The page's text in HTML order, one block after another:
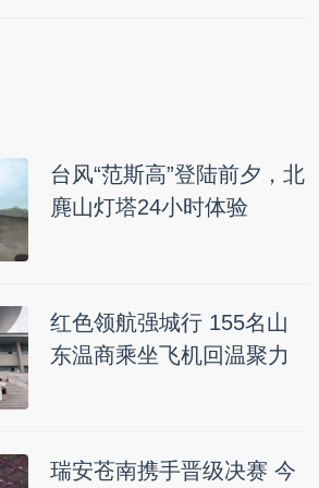
台风“范斯高”登陆前夕，北
麂山灯塔24小时体验
红色领航强城行 155名山
东温商乘坐飞机回温聚力
瑞安苍南携手晋级决赛 今